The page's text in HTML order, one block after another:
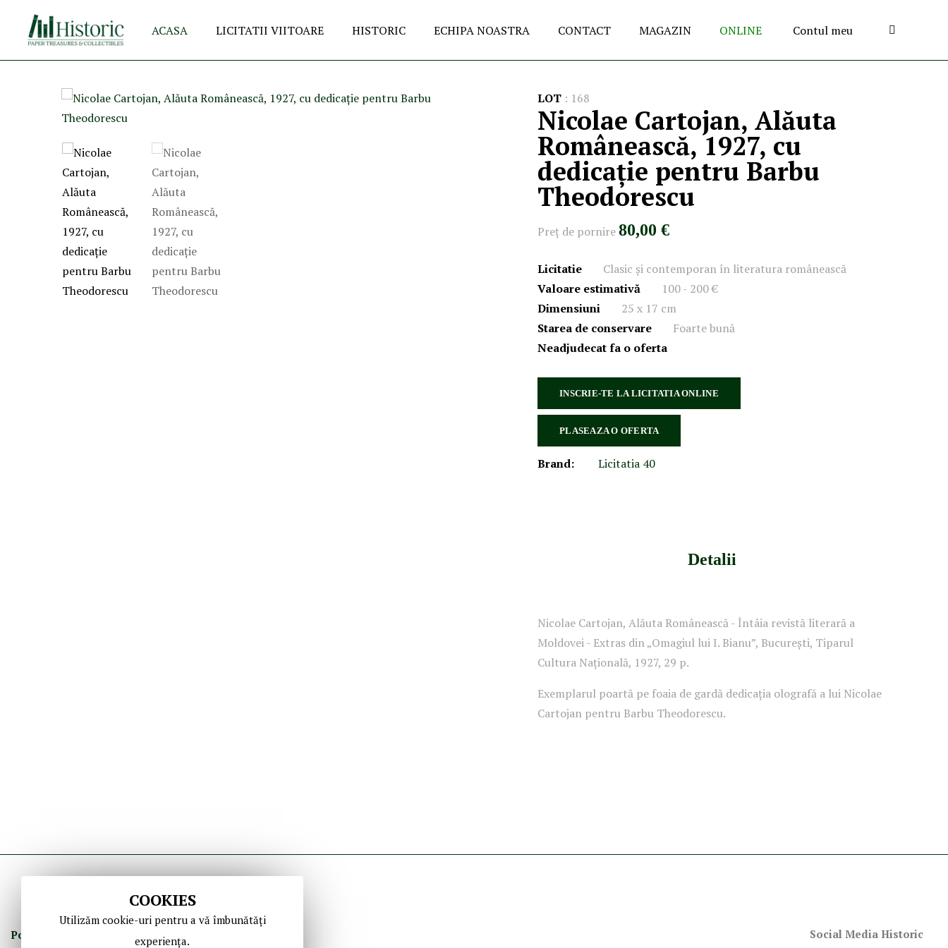
ACASA LICITATII VIITOARE HISTORIC ECHIPA NOASTRA CONTACT MAGAZIN ONLINE Contul meu
LOT : 168
Nicolae Cartojan, Alăuta
Românească, 1927, cu
dedicație pentru Barbu
Theodorescu
Preţ de pornire80,00 €
Licitatie
Clasic și contemporan în literatura românească
Valoare estimativă
100 - 200 €
Dimensiuni
25 x 17 cm
Starea de conservare
Foarte bună
Neadjudecat fa o oferta
INSCRIE-TE LA LICITATIA ONLINE
PLASEAZA O OFERTA
Brand: Licitatia 40
Detalii
Nicolae Cartojan, Alăuta Românească - Întâia revistă literară a
Moldovei - Extras din „Omagiul lui I. Bianu”, București, Tiparul
Cultura Națională, 1927, 29 p.
Exemplarul poartă pe foaia de gardă dedicația olografă a lui Nicolae
Cartojan pentru Barbu Theodorescu.
COOKIES
Utilizăm cookie-uri pentru a vă îmbunătăți
experiența.
Politica de Confidenţ Social Media Historic